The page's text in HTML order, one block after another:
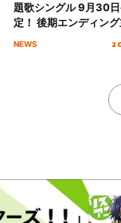
題歌シングル 9月30
定！ 後期エンディン
NEWS